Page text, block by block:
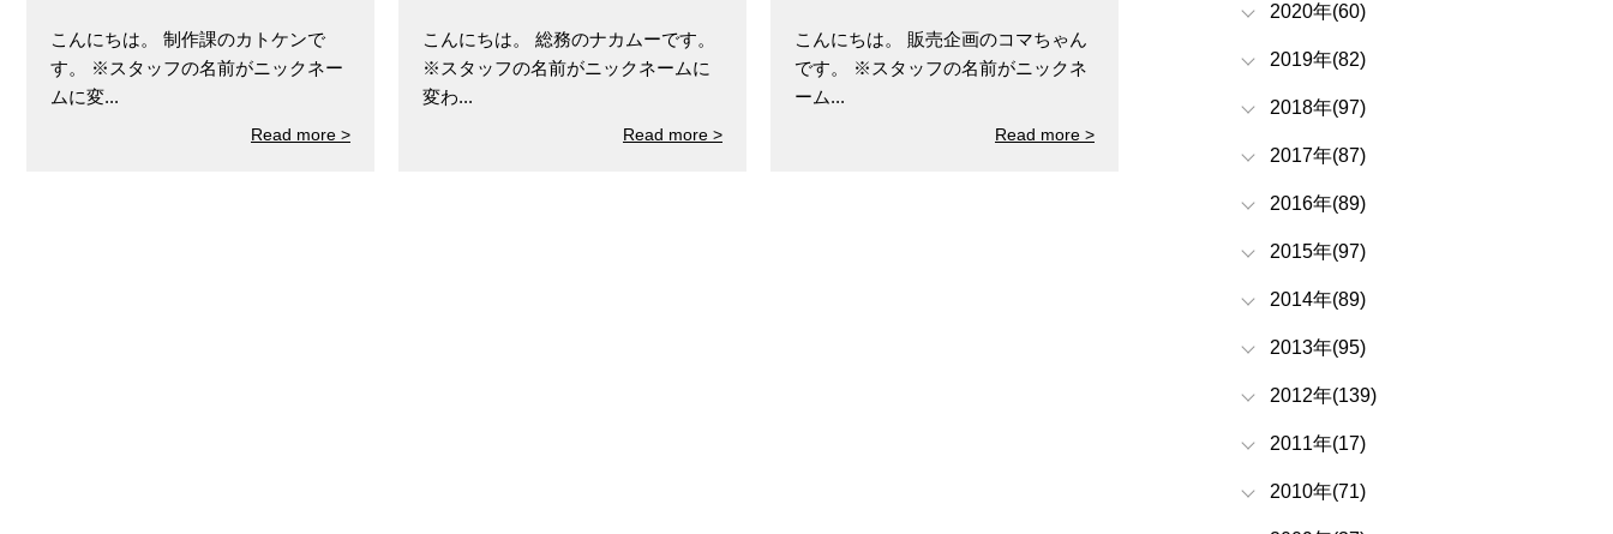
こんにちは。 制作課のカトケンで
す。 ※スタッフの名前がニックネー
ムに変...
Read more >
こんにちは。 総務のナカムーです。
※スタッフの名前がニックネームに
変わ...
Read more >
こんにちは。 販売企画のコマちゃん
です。 ※スタッフの名前がニックネ
ーム...
Read more >
2020年(60)
2019年(82)
2018年(97)
2017年(87)
2016年(89)
2015年(97)
2014年(89)
2013年(95)
2012年(139)
2011年(17)
2010年(71)